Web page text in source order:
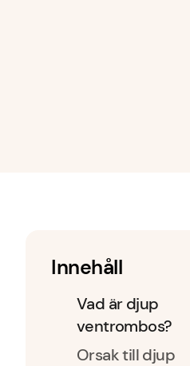
Innehåll
Vad är djup
ventrombos?
Orsak till djup